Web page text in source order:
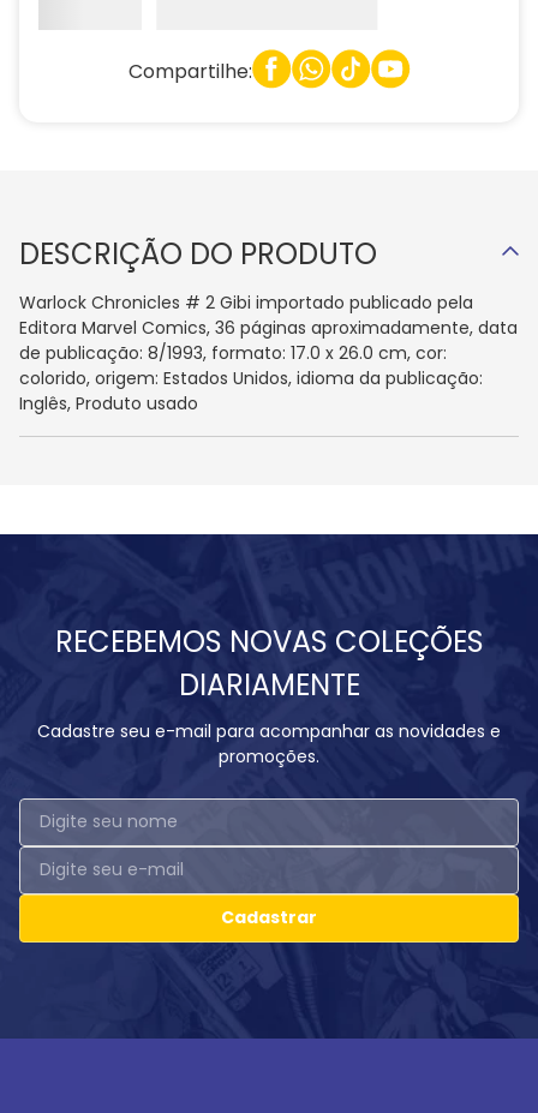
Compartilhe:
DESCRIÇÃO DO PRODUTO
Warlock Chronicles # 2 Gibi importado publicado pela
Editora Marvel Comics, 36 páginas aproximadamente, data
de publicação: 8/1993, formato: 17.0 x 26.0 cm, cor:
colorido, origem: Estados Unidos, idioma da publicação:
Inglês, Produto usado
RECEBEMOS NOVAS COLEÇÕES
DIARIAMENTE
Cadastre seu e-mail para acompanhar as novidades e
promoções.
Cadastrar